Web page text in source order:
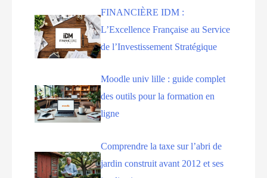
FINANCIÈRE IDM :
L’Excellence Française au Service
de l’Investissement Stratégique
Moodle univ lille : guide complet
des outils pour la formation en
ligne
Comprendre la taxe sur l’abri de
jardin construit avant 2012 et ses